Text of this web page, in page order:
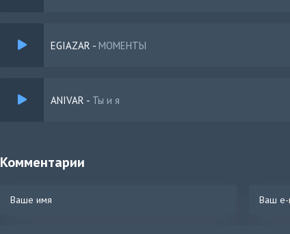
EGIAZAR - МОМЕНТЫ
ANIVAR - Ты и я
Комментарии